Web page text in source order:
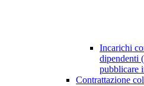
Incarichi
dipendenti
pubblicare
Contrattazione